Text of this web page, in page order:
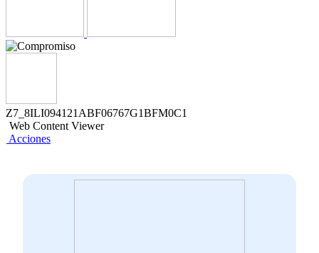
Z7_8ILI094121ABF06767G1BFM0C1
Web Content Viewer
Acciones